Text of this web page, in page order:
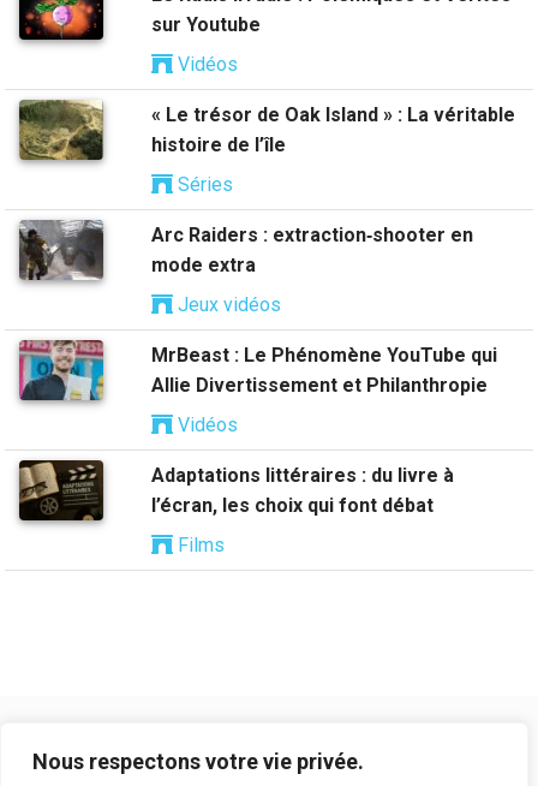
Nous respectons votre vie privée.
sur Youtube
Vidéos
« Le trésor de Oak Island » : La véritable
histoire de l’île
Séries
Arc Raiders : extraction‑shooter en
mode extra
Jeux vidéos
MrBeast : Le Phénomène YouTube qui
Allie Divertissement et Philanthropie
Vidéos
Adaptations littéraires : du livre à
l’écran, les choix qui font débat
Films